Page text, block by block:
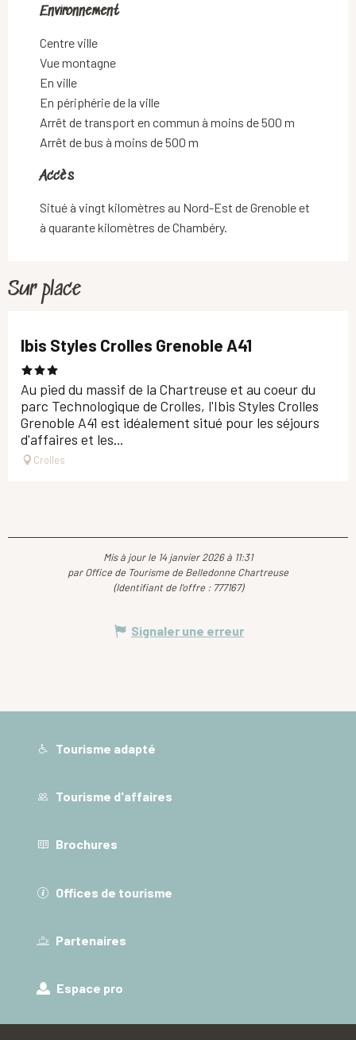
Environnement
Environnement
Centre ville
Vue montagne
En ville
En périphérie de la ville
Arrêt de transport en commun à moins de 500 m
Arrêt de bus à moins de 500 m
Accès
Accès
Situé à vingt kilomètres au Nord-Est de Grenoble et
à quarante kilomètres de Chambéry.
Sur place
Ibis Styles Crolles Grenoble A41
Au pied du massif de la Chartreuse et au coeur du
parc Technologique de Crolles, l'Ibis Styles Crolles
Grenoble A41 est idéalement situé pour les séjours
d'affaires et les...
Crolles
Mis à jour le 14 janvier 2026 à 11:31
par Office de Tourisme de Belledonne Chartreuse
(Identifiant de l'offre : 777167)
Signaler une erreur
Tourisme adapté
Tourisme d'affaires
Brochures
Offices de tourisme
Partenaires
Espace pro